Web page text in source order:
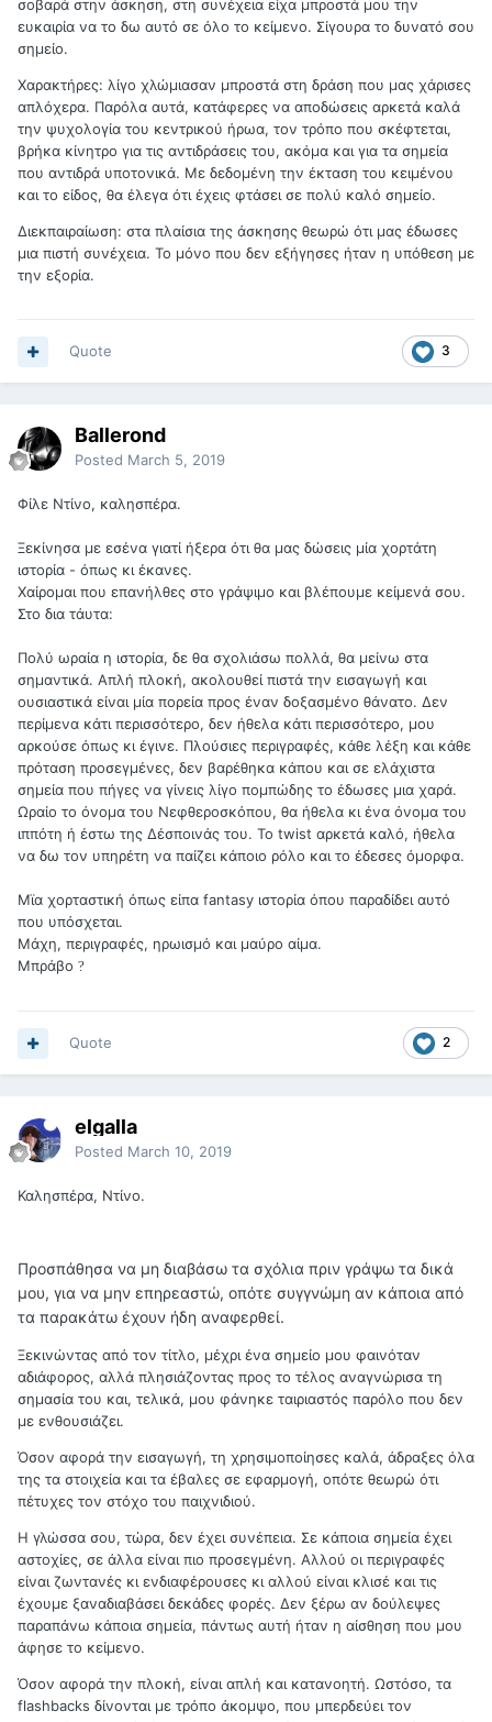
σοβαρά στην άσκηση, στη συνέχεια είχα μπροστά μου την
ευκαιρία να το δω αυτό σε όλο το κείμενο. Σίγουρα το δυνατό σου
σημείο.
Χαρακτήρες: λίγο χλώμιασαν μπροστά στη δράση που μας χάρισες
απλόχερα. Παρόλα αυτά, κατάφερες να αποδώσεις αρκετά καλά
την ψυχολογία του κεντρικού ήρωα, τον τρόπο που σκέφτεται,
βρήκα κίνητρο για τις αντιδράσεις του, ακόμα και για τα σημεία
που αντιδρά υποτονικά. Με δεδομένη την έκταση του κειμένου
και το είδος, θα έλεγα ότι έχεις φτάσει σε πολύ καλό σημείο.
Διεκπαιραίωση: στα πλαίσια της άσκησης θεωρώ ότι μας έδωσες
μια πιστή συνέχεια. Το μόνο που δεν εξήγησες ήταν η υπόθεση με
την εξορία.
3
Quote
Ballerond
Posted March 5, 2019
Φίλε Ντίνο, καλησπέρα.
Ξεκίνησα με εσένα γιατί ήξερα ότι θα μας δώσεις μία χορτάτη
ιστορία - όπως κι έκανες.
Χαίρομαι που επανήλθες στο γράψιμο και βλέπουμε κείμενά σου.
Στο δια τάυτα:
Πολύ ωραία η ιστορία, δε θα σχολιάσω πολλά, θα μείνω στα
σημαντικά. Απλή πλοκή, ακολουθεί πιστά την εισαγωγή και
ουσιαστικά είναι μία πορεία προς έναν δοξασμένο θάνατο. Δεν
περίμενα κάτι περισσότερο, δεν ήθελα κάτι περισσότερο, μου
αρκούσε όπως κι έγινε. Πλούσιες περιγραφές, κάθε λέξη και κάθε
πρόταση προσεγμένες, δεν βαρέθηκα κάπου και σε ελάχιστα
σημεία που πήγες να γίνεις λίγο πομπώδης το έδωσες μια χαρά.
Ωραίο το όνομα του Νεφθεροσκόπου, θα ήθελα κι ένα όνομα του
ιππότη ή έστω της Δέσποινάς του. Το twist αρκετά καλό, ήθελα
να δω τον υπηρέτη να παίζει κάποιο ρόλο και το έδεσες όμορφα.
Μϊα χορταστική όπως είπα fantasy ιστορία όπου παραδίδει αυτό
που υπόσχεται.
Μάχη, περιγραφές, ηρωισμό και μαύρο αίμα.
Μπράβο ?
2
Quote
elgalla
Posted March 10, 2019
Καλησπέρα, Ντίνο.
Προσπάθησα να μη διαβάσω τα σχόλια πριν γράψω τα δικά
μου, για να μην επηρεαστώ, οπότε συγγνώμη αν κάποια από
τα παρακάτω έχουν ήδη αναφερθεί.
Ξεκινώντας από τον τίτλο, μέχρι ένα σημείο μου φαινόταν
αδιάφορος, αλλά πλησιάζοντας προς το τέλος αναγνώρισα τη
σημασία του και, τελικά, μου φάνηκε ταιριαστός παρόλο που δεν
με ενθουσιάζει.
Όσον αφορά την εισαγωγή, τη χρησιμοποίησες καλά, άδραξες όλα
της τα στοιχεία και τα έβαλες σε εφαρμογή, οπότε θεωρώ ότι
πέτυχες τον στόχο του παιχνιδιού.
Η γλώσσα σου, τώρα, δεν έχει συνέπεια. Σε κάποια σημεία έχει
αστοχίες, σε άλλα είναι πιο προσεγμένη. Αλλού οι περιγραφές
είναι ζωντανές κι ενδιαφέρουσες κι αλλού είναι κλισέ και τις
έχουμε ξαναδιαβάσει δεκάδες φορές. Δεν ξέρω αν δούλεψες
παραπάνω κάποια σημεία, πάντως αυτή ήταν η αίσθηση που μου
άφησε το κείμενο.
Όσον αφορά την πλοκή, είναι απλή και κατανοητή. Ωστόσο, τα
flashbacks δίνονται με τρόπο άκομψο, που μπερδεύει τον